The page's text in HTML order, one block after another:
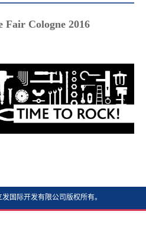
Cologne 2016
国际开发有限公司版权所有。